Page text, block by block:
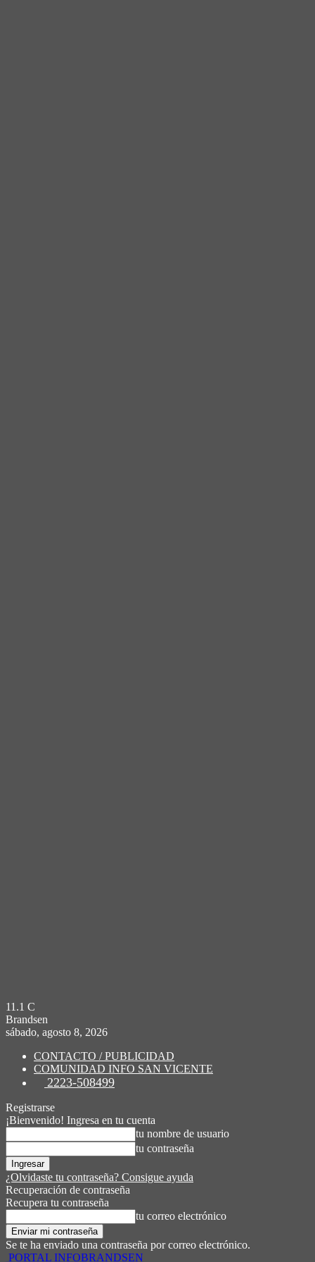
11.1 C
Brandsen
sábado, agosto 8, 2026
CONTACTO / PUBLICIDAD
COMUNIDAD INFO SAN VICENTE
2223-508499
Registrarse
¡Bienvenido! Ingresa en tu cuenta
tu nombre de usuario
tu contraseña
¿Olvidaste tu contraseña? Consigue ayuda
Recuperación de contraseña
Recupera tu contraseña
tu correo electrónico
Se te ha enviado una contraseña por correo electrónico.
PORTAL INFOBRANDSEN